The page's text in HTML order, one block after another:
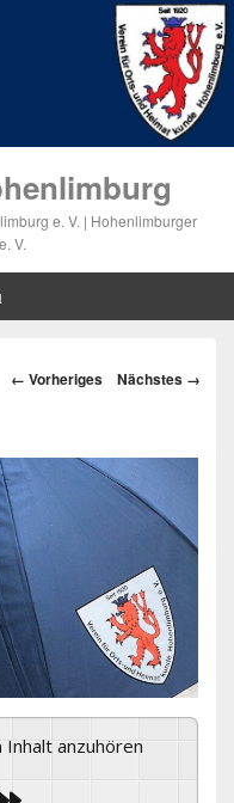
e. V. | Hohenlimburger
V.
Bilder-
← Vorheriges Nächstes →
Inhalt anzuhören